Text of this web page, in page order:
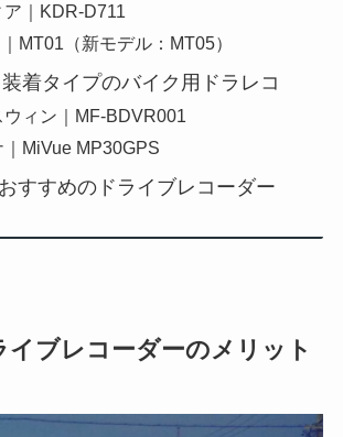
ア｜KDR-D711
MT01（新モデル：MT05）
着タイプのバイク用ドラレコ
ウィン｜MF-BDVR001
｜MiVue MP30GPS
すすめのドライブレコーダー
イブレコーダーのメリット